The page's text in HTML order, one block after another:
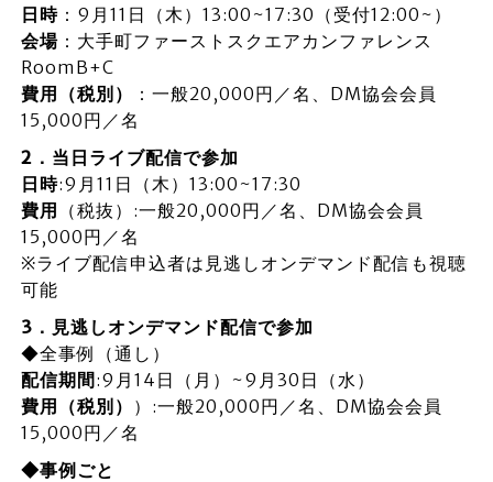
日時：9月11日（木）13:00~17:30（受付12:00~）
会場：大手町ファーストスクエアカンファレンス
RoomB+C
費用（税別）
：一般20,000円／名、DM協会会員
15,000円／名
2．当日ライブ配信で参加
日時:9月11日（木）13:00~17:30
費用
（税抜）:一般20,000円／名、DM協会会員
15,000円／名
※ライブ配信申込者は見逃しオンデマンド配信も視聴
可能
3．見逃しオンデマンド配信で参加
◆全事例（通し）
配信期間 :9月14日（月）~9月30日（水）
費用（税別） ）:一般20,000円／名、DM協会会員
15,000円／名
◆事例ごと